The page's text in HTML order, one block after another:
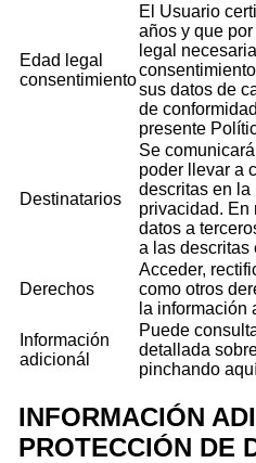
Edad legal
consentimiento
El Usuario
años y que
legal
sus datos de
de
presente
Destinatarios
Se
poder llevar a
descritas en la
privacidad. En
datos a
a las descritas
Derechos
Acceder,
como otros
la información
Información
adicionál
Puede
detallada
pinchando
INFORMACIÓN
PROTECCIÓN DE